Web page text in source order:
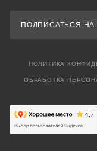
ПОДПИСАТЬСЯ НА
ПОЛИТИКА
ОБРАБОТКА